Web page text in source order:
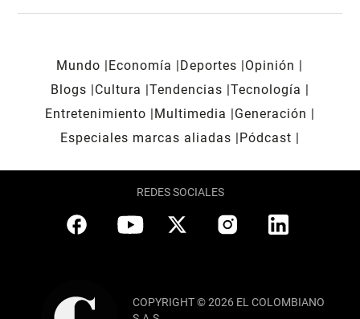
Mundo Economía Deportes
Opinión
Blogs
Cultura Tendencias Tecnología
Entretenimiento
Multimedia
Generación
Especiales marcas aliadas
Pódcast
REDES SOCIALES
COPYRIGHT © 2026 EL COLOMBIANO